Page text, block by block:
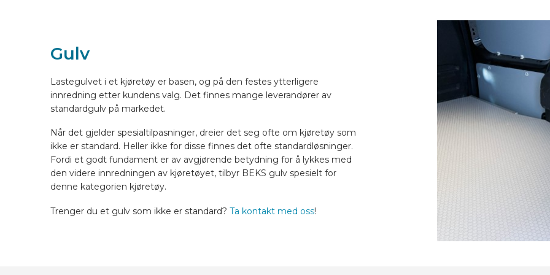
Gulv
Lastegulvet i et kjøretøy er basen, og på den festes ytterligere
innredning etter kundens valg. Det finnes mange leverandører av
standardgulv på markedet.
Når det gjelder spesialtilpasninger, dreier det seg ofte om kjøretøy som
ikke er standard. Heller ikke for disse finnes det ofte standardløsninger.
Fordi et godt fundament er av avgjørende betydning for å lykkes med
den videre innredningen av kjøretøyet, tilbyr BEKS gulv spesielt for
denne kategorien kjøretøy.
Trenger du et gulv som ikke er standard? Ta kontakt med oss!